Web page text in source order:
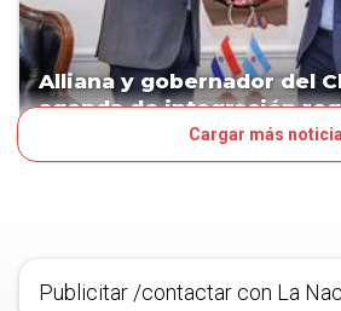
Alliana y gobernador del
agenda de integración
Cargar más
Publicitar /contactar con La